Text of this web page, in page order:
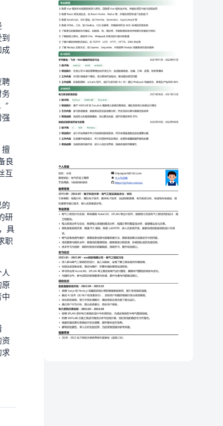
成
聘
务
”
擅
良
互
研
具
职
求